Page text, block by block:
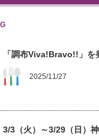
「調布Viva!Bravo!!」を
2025/11/27
3/3（火）～3/29（日）